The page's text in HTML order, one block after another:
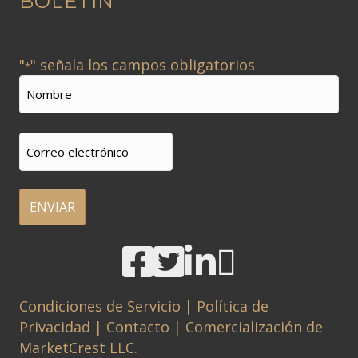
t
n
n
a
:
"*" señala los campos obligatorios
Nombre
Correo
electrónico
t
e
r
Condiciones de Servicio | Política de
Privacidad | Contacto | Comercialización de
MarketCrest LLC.